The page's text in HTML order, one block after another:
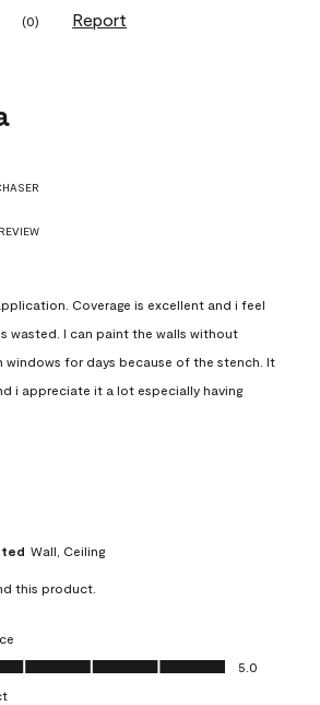
(0) Report
Coverage is excellent and i feel
wasted. I can paint the walls without
windows for days because of the stench. It
i appreciate it a lot especially having
Wall, Ceiling
this product.
5.0 out of 5
5.0